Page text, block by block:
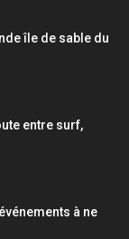
île de sable du
entre surf,
à ne